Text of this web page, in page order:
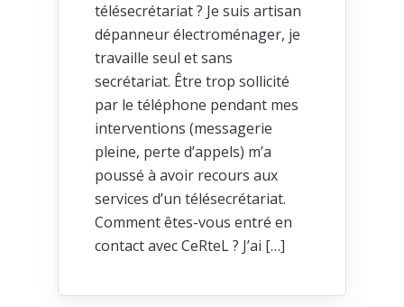
télésecrétariat ? Je suis artisan
dépanneur électroménager, je
travaille seul et sans
secrétariat. Être trop sollicité
par le téléphone pendant mes
interventions (messagerie
pleine, perte d’appels) m’a
poussé à avoir recours aux
services d’un télésecrétariat.
Comment êtes-vous entré en
contact avec CeRteL ? J’ai […]